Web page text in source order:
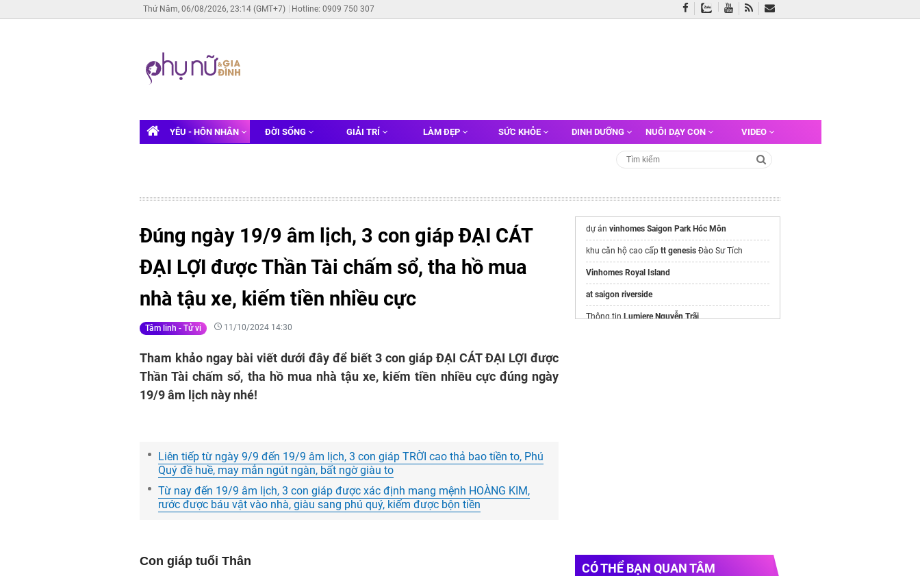
Thứ Năm, 06/08/2026, 23:14 (GMT+7) Hotline: 0909 750 307
YÊU - HÔN NHÂN ĐỜI SỐNG GIẢI TRÍ LÀM ĐẸP SỨC KHỎE DINH DƯỠNG NUÔI DẠY CON VIDEO
Đúng ngày 19/9 âm lịch, 3 con giáp ĐẠI CÁT
ĐẠI LỢI được Thần Tài chấm sổ, tha hồ mua
nhà tậu xe, kiếm tiền nhiều cực
Tâm linh - Tử vi 11/10/2024 14:30
Tham khảo ngay bài viết dưới đây để biết 3 con giáp ĐẠI CÁT ĐẠI LỢI được
Thần Tài chấm sổ, tha hồ mua nhà tậu xe, kiếm tiền nhiều cực đúng ngày
19/9 âm lịch này nhé!
Liên tiếp từ ngày 9/9 đến 19/9 âm lịch, 3 con giáp TRỜI cao thả bao tiền to, Phú
Quý đề huề, may mắn ngút ngàn, bất ngờ giàu to
Từ nay đến 19/9 âm lịch, 3 con giáp được xác định mang mệnh HOÀNG KIM,
rước được báu vật vào nhà, giàu sang phú quý, kiếm được bộn tiền
Con giáp tuổi Thân
dự án vinhomes Saigon Park Hóc Môn
khu căn hộ cao cấp tt genesis Đào Sư Tích
Vinhomes Royal Island
at saigon riverside
Thông tin Lumiere Nguyễn Trãi
CÓ THỂ BẠN QUAN TÂM